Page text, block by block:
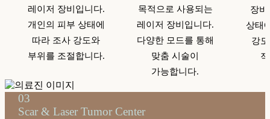
레이저 장비입니다.
개인의 피부 상태에
따라 조사 강도와
부위를 조절합니다.
목적으로 사용되는
레이저 장비입니다.
다양한 모드를 통해
맞춤 시술이
가능합니다.
장
상태
강
03
Scar & Laser Tumor Center